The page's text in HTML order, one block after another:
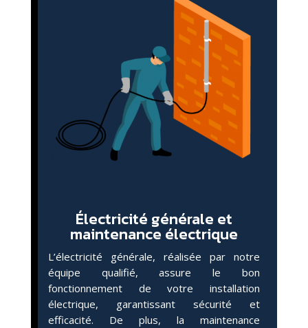
Électricité générale et
maintenance électrique
L’électricité générale, réalisée par notre
équipe qualifié, assure le bon
fonctionnement de votre installation
électrique, garantissant sécurité et
efficacité. De plus, la maintenance